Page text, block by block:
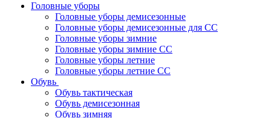
Головные уборы
Головные уборы демисезонные
Головные уборы демисезонные для СС
Головные уборы зимние
Головные уборы зимние СС
Головные уборы летние
Головные уборы летние СС
Обувь
Обувь тактическая
Обувь демисезонная
Обувь зимняя